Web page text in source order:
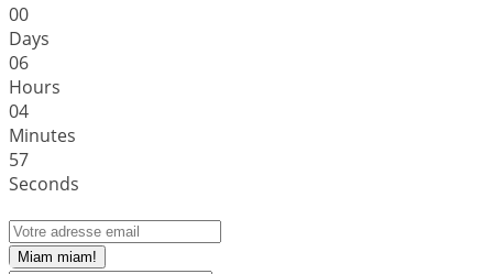
00
Days
06
Hours
04
Minutes
57
Seconds
Miam miam!